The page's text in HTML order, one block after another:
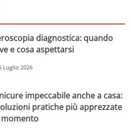
diagnostica: quando
e cosa aspettarsi
Luglio 2026
impeccabile anche a casa:
pratiche più apprezzate
momento